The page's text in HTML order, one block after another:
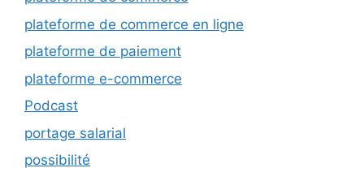
plateforme de commerce en ligne
plateforme de paiement
plateforme e-commerce
Podcast
portage salarial
possibilité